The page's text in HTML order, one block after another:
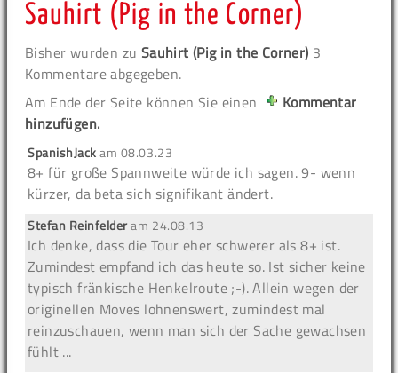
Sauhirt (Pig in the Corner)
Bisher wurden zu Sauhirt (Pig in the Corner) 3
Kommentare abgegeben.
Am Ende der Seite können Sie einen
Kommentar
hinzufügen.
SpanishJackam 08.03.23
8+ für große Spannweite würde ich sagen. 9- wenn
kürzer, da beta sich signifikant ändert.
Stefan Reinfelderam 24.08.13
Ich denke, dass die Tour eher schwerer als 8+ ist.
Zumindest empfand ich das heute so. Ist sicher keine
typisch fränkische Henkelroute ;-). Allein wegen der
originellen Moves lohnenswert, zumindest mal
reinzuschauen, wenn man sich der Sache gewachsen
fühlt ...